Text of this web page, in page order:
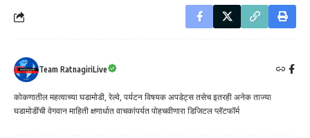
Team RatnagiriLive
कोकणातील महत्वाच्या घडामोडी, रेल्वे, पर्यटन विषयक अपडेट्स तसेच इतरही अनेक ताज्या
घडामोडींची वेगवान माहिती क्षणार्धात वाचकांपर्यत पोहचवीणारा डिजिटल प्लॅटफॉर्म